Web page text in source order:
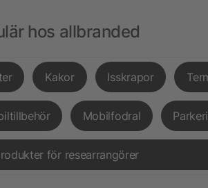
hos allbranded
Kakor Isskrapor
Mobilfodral
för researrangörer